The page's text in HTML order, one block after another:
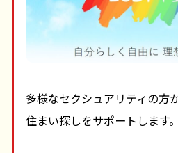
多様なセクシュアリティの方
住まい探しをサポートします。